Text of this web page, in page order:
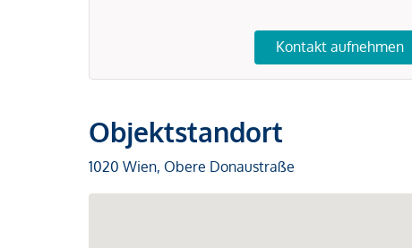
Kontakt aufnehmen
Objektstandort
1020 Wien, Obere Donaustraße